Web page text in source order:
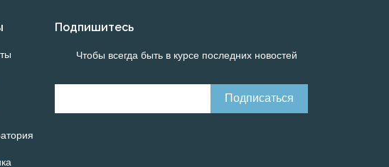
Подпишитесь
Чтобы всегда быть в курсе последних новостей